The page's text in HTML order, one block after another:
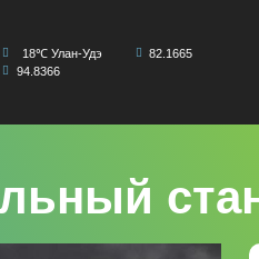
18℃ Улан-Удэ
82.1665
94.8366